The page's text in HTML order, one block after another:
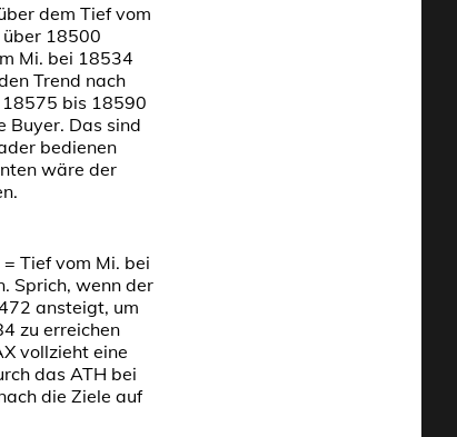
dem Tief vom
über 18500
Mi. bei 18534
Trend nach
bis 18590
Buyer. Das sind
bedienen
wäre der
Tief vom Mi. bei
Sprich, wenn der
ansteigt, um
zu erreichen
vollzieht eine
das ATH bei
die Ziele auf